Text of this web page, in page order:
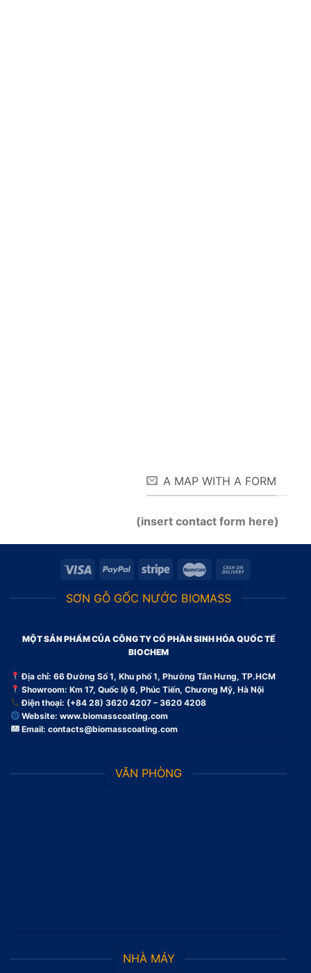
A MAP WITH A FORM
(insert contact form here)
SƠN GỖ GỐC NƯỚC BIOMASS
MỘT SẢN PHẨM CỦA CÔNG TY CỔ PHẦN SINH HÓA QUỐC TẾ
BIOCHEM
Địa chỉ: 66 Đường Số 1, Khu phố 1, Phường Tân Hưng, TP.HCM
Showroom: Km 17, Quốc lộ 6, Phúc Tiến, Chương Mỹ, Hà Nội
Điện thoại: (+84 28) 3620 4207 – 3620 4208
Website:www.biomasscoating.com
Email:contacts@biomasscoating.com
VĂN PHÒNG
NHÀ MÁY